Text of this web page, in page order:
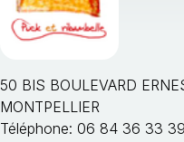
50 BIS BOULEVARD
MONTPELLIER
Téléphone: 06 84 36 33 39